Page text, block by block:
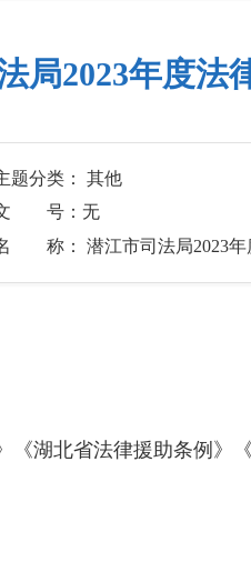
局2023年度法
题分类： 其他
号：无
称： 潜江市司法局2023年
《湖北省法律援助条例》《